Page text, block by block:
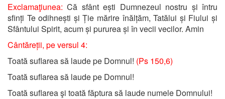
Exclamaţiunea: Că sfânt ești Dumnezeul nostru și întru
sfinți Te odihnești și Ție mărire înălțăm, Tatălui și Fiului și
Sfântului Spirit, acum și pururea și în vecii vecilor. Amin
Cântăreții, pe versul 4:
Toată suflarea să laude pe Domnul! (Ps 150,6)
Toată suflarea să laude pe Domnul!
Toată suflarea şi toată făptura să laude numele Domnului!